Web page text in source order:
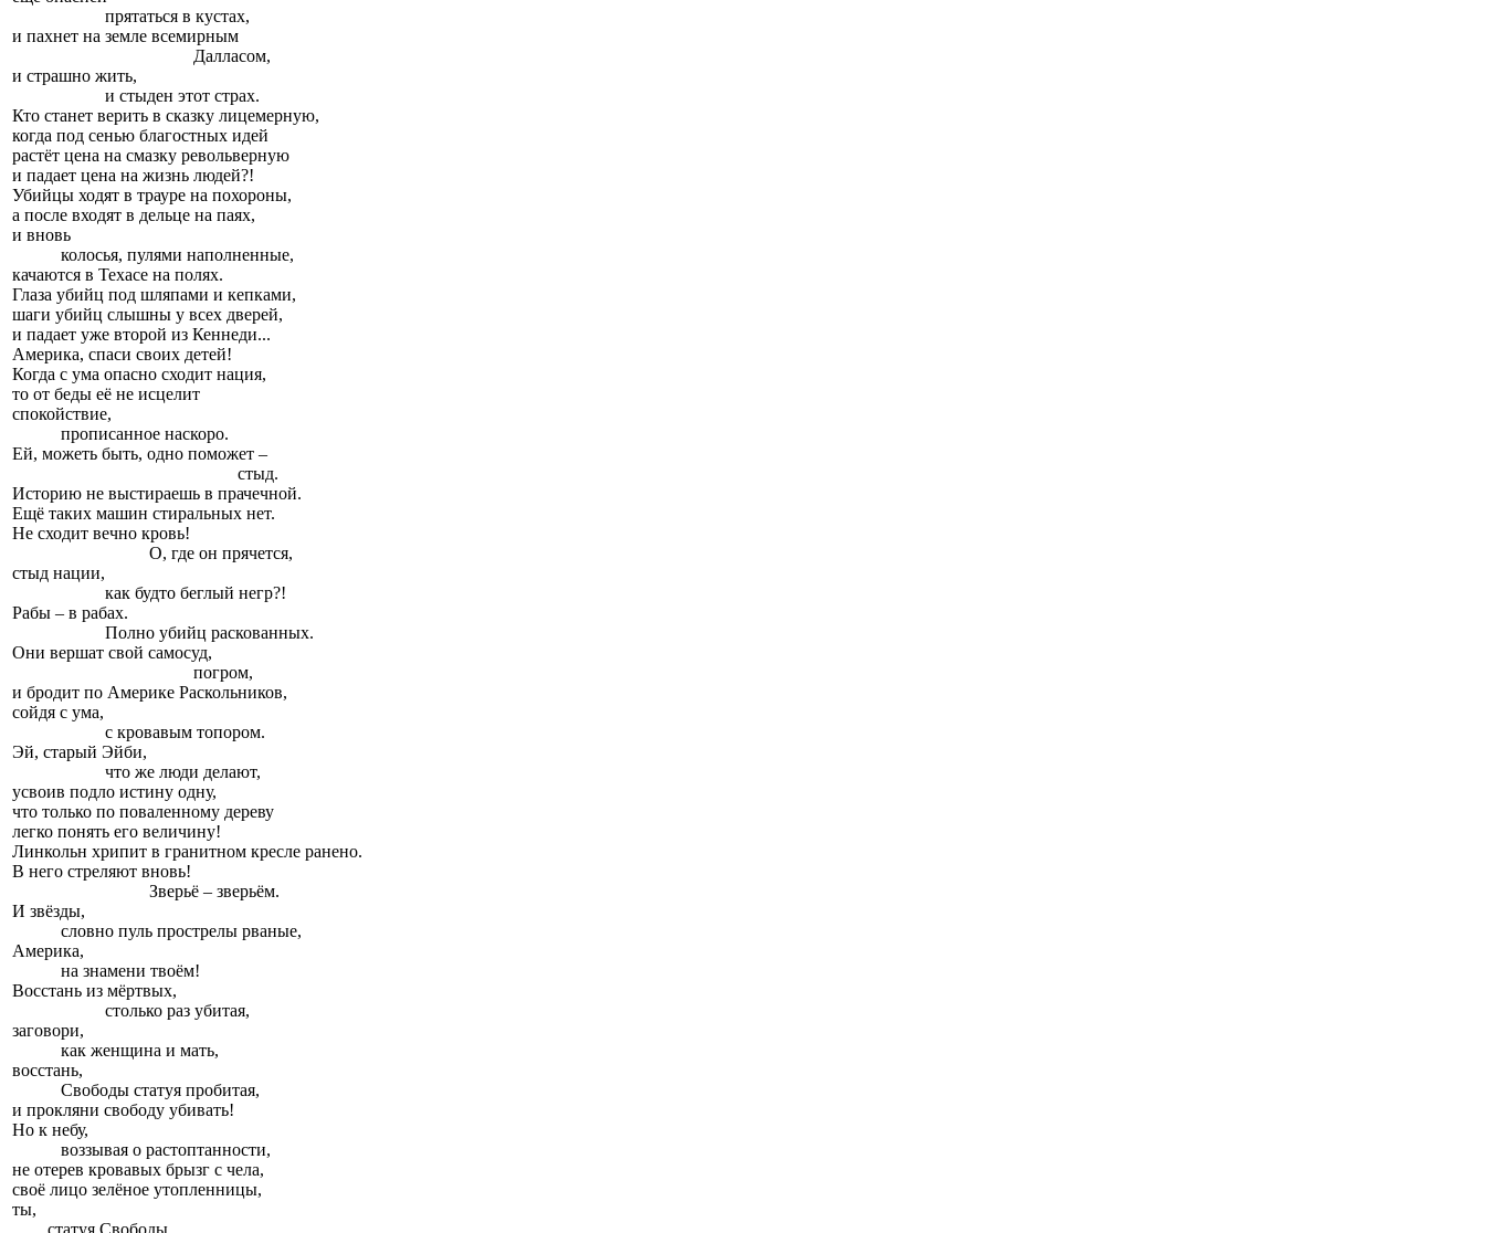
прятаться в кустах,
и пахнет на земле всемирным
Далласом,
и страшно жить,
и стыден этот страх.
Кто станет верить в сказку лицемерную,
когда под сенью благостных идей
растёт цена на смазку револьверную
и падает цена на жизнь людей?!
Убийцы ходят в трауре на похороны,
а после входят в дельце на паях,
и вновь
колосья, пулями наполненные,
качаются в Техасе на полях.
Глаза убийц под шляпами и кепками,
шаги убийц слышны у всех дверей,
и падает уже второй из Кеннеди...
Америка, спаси своих детей!
Когда с ума опасно сходит нация,
то от беды её не исцелит
спокойствие,
прописанное наскоро.
Ей, можеть быть, одно поможет –
стыд.
Историю не выстираешь в прачечной.
Ещё таких машин стиральных нет.
Не сходит вечно кровь!
О, где он прячется,
стыд нации,
как будто беглый негр?!
Рабы – в рабах.
Полно убийц раскованных.
Они вершат свой самосуд,
погром,
и бродит по Америке Раскольников,
сойдя с ума,
с кровавым топором.
Эй, старый Эйби,
что же люди делают,
усвоив подло истину одну,
что только по поваленному дереву
легко понять его величину!
Линкольн хрипит в гранитном кресле ранено.
В него стреляют вновь!
Зверьё – зверьём.
И звёзды,
словно пуль прострелы рваные,
Америка,
на знамени твоём!
Восстань из мёртвых,
столько раз убитая,
заговори,
как женщина и мать,
восстань,
Свободы статуя пробитая,
и прокляни свободу убивать!
Но к небу,
воззывая о растоптанности,
не отерев кровавых брызг с чела,
своё лицо зелёное утопленницы,
ты,
статуя Свободы,